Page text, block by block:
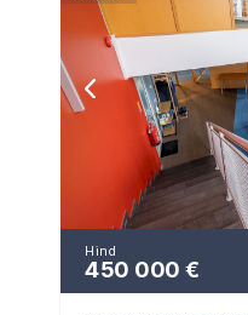
Hind
450 000 €